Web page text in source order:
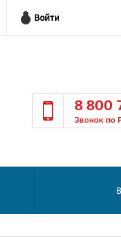
Войти
8 800
Звонок по